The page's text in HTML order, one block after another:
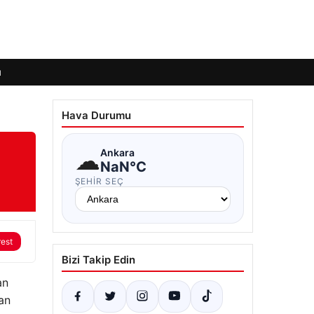
Hava Durumu
☁Ankara
NaN°C
ŞEHIR SEÇ
Bizi Takip Edin